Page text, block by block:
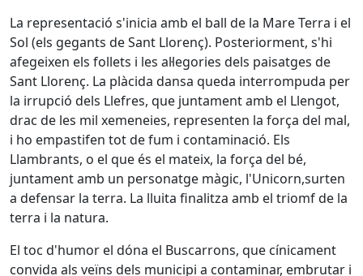
La representació s'inicia amb el ball de la Mare Terra i el
Sol (els gegants de Sant Llorenç). Posteriorment, s'hi
afegeixen els follets i les al·legories dels paisatges de
Sant Llorenç. La plàcida dansa queda interrompuda per
la irrupció dels Llefres, que juntament amb el Llengot,
drac de les mil xemeneies, representen la força del mal,
i ho empastifen tot de fum i contaminació. Els
Llambrants, o el que és el mateix, la força del bé,
juntament amb un personatge màgic, l'Unicorn,surten
a defensar la terra. La lluita finalitza amb el triomf de la
terra i la natura.
El toc d'humor el dóna el Buscarrons, que cínicament
convida als veïns dels municipi a contaminar, embrutar i